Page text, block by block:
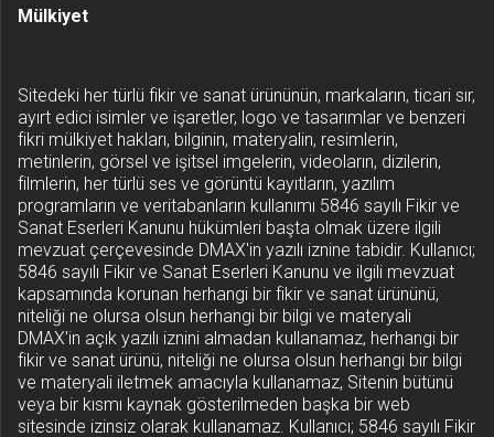
Mülkiyet
Sitedeki her türlü fikir ve sanat ürününün, markaların, ticari sır,
ayırt edici isimler ve işaretler, logo ve tasarımlar ve benzeri
fikri mülkiyet hakları, bilginin, materyalin, resimlerin,
metinlerin, görsel ve işitsel imgelerin, videoların, dizilerin,
filmlerin, her türlü ses ve görüntü kayıtların, yazılım
programların ve veritabanların kullanımı 5846 sayılı Fikir ve
Sanat Eserleri Kanunu hükümleri başta olmak üzere ilgili
mevzuat çerçevesinde DMAX'in yazılı iznine tabidir. Kullanıcı;
5846 sayılı Fikir ve Sanat Eserleri Kanunu ve ilgili mevzuat
kapsamında korunan herhangi bir fikir ve sanat ürününü,
niteliği ne olursa olsun herhangi bir bilgi ve materyali
DMAX'in açık yazılı iznini almadan kullanamaz, herhangi bir
fikir ve sanat ürünü, niteliği ne olursa olsun herhangi bir bilgi
ve materyali iletmek amacıyla kullanamaz, Sitenin bütünü
veya bir kısmı kaynak gösterilmeden başka bir web
sitesinde izinsiz olarak kullanamaz. Kullanıcı; 5846 sayılı Fikir